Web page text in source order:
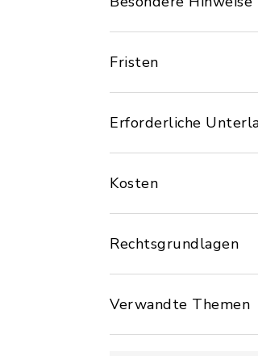
Fristen
Erforderliche
Kosten
Rechtsgrundlagen
Verwandte Themen